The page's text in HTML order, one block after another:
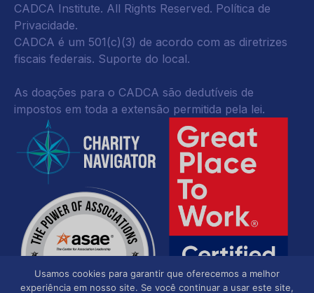
CADCA Institute. All Rights Reserved. Política de
Privacidade.
CADCA é um 501(c)(3) de acordo com as diretrizes
fiscais federais. Suporte do local.
As doações para o CADCA são dedutíveis de
impostos em toda a extensão permitida pela lei.
Usamos cookies para garantir que oferecemos a melhor
experiência em nosso site. Se você continuar a usar este site,